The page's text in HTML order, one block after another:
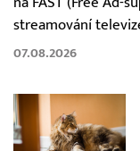
streamování
07.08.2026